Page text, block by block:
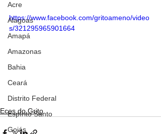
Acre
Alagoas
Amapá
Amazonas
Bahia
Ceará
Distrito Federal
Espírito Santo
Goiás
https://www.facebook.com/gritoameno/video
s/321295965901664
Ecos do Grito